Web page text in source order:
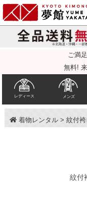
ご満
無料!
レディース メンズ
着物レンタル > 紋付
紋付